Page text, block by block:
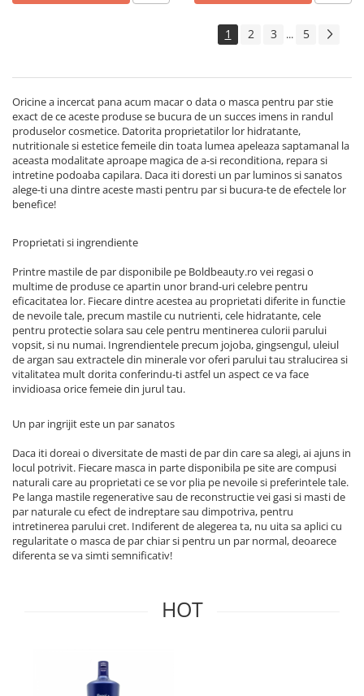
1 2 3 ... 5
Oricine a incercat pana acum macar o data o masca pentru par stie
exact de ce aceste produse se bucura de un succes imens in randul
produselor cosmetice. Datorita proprietatilor lor hidratante,
nutritionale si estetice femeile din toata lumea apeleaza saptamanal la
aceasta modalitate aproape magica de a-si reconditiona, repara si
intretine podoaba capilara. Daca iti doresti un par luminos si sanatos
alege-ti una dintre aceste masti pentru par si bucura-te de efectele lor
benefice!
Proprietati si ingrendiente
Printre mastile de par disponibile pe Boldbeauty.ro vei regasi o
multime de produse ce apartin unor brand-uri celebre pentru
eficacitatea lor. Fiecare dintre acestea au proprietati diferite in functie
de nevoile tale, precum mastile cu nutrienti, cele hidratante, cele
pentru protectie solara sau cele pentru mentinerea culorii parului
vopsit, si nu numai. Ingrendientele precum jojoba, gingsengul, uleiul
de argan sau extractele din minerale vor oferi parului tau stralucirea si
vitalitatea mult dorita conferindu-ti astfel un aspect ce va face
invidioasa orice femeie din jurul tau.
Un par ingrijit este un par sanatos
Daca iti doreai o diversitate de masti de par din care sa alegi, ai ajuns in
locul potrivit. Fiecare masca in parte disponibila pe site are compusi
naturali care au proprietati ce se vor plia pe nevoile si preferintele tale.
Pe langa mastile regenerative sau de reconstructie vei gasi si masti de
par naturale cu efect de indreptare sau dimpotriva, pentru
intretinerea parului cret. Indiferent de alegerea ta, nu uita sa aplici cu
regularitate o masca de par chiar si pentru un par normal, deoarece
diferenta se va simti semnificativ!
HOT